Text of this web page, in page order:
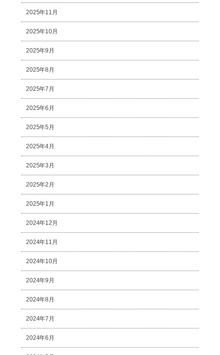
2025年11月
2025年10月
2025年9月
2025年8月
2025年7月
2025年6月
2025年5月
2025年4月
2025年3月
2025年2月
2025年1月
2024年12月
2024年11月
2024年10月
2024年9月
2024年8月
2024年7月
2024年6月